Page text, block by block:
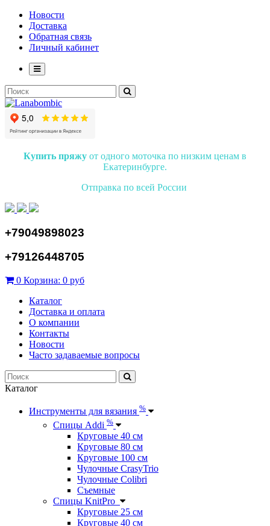
Новости
Доставка
Обратная связь
Личный кабинет
Купить пряжу от одного моточка по низким ценам в
Екатеринбурге.
Отправка по всей России
+79049898023
+79126448705
0 Корзина: 0 руб
Каталог
Доставка и оплата
О компании
Контакты
Новости
Часто задаваемые вопросы
Каталог
Инструменты для вязания %
Спицы Addi %
Круговые 40 см
Круговые 80 см
Круговые 100 см
Чулочные CrasyTrio
Чулочные Colibri
Съемные
Спицы KnitPro
Круговые 25 см
Круговые 40 см